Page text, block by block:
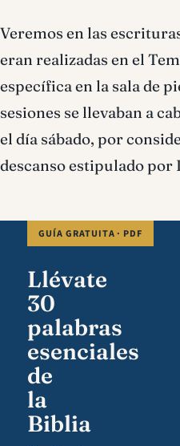
Veremos en las
eran realizadas en el
específica en la sala de
sesiones se llevaban a
el día sábado, por
descanso estipulado por
GUÍA GRATUITA · PDF
Llévate
30
palabras
esenciales
de
la
Biblia